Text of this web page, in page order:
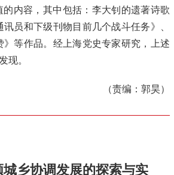
内容，其中包括：李大钊的遗著诗歌
员和下级刊物目前几个战斗任务》、
等作品。经上海党史专家研究，上述
。
（责编：郭昊）
乡协调发展的探索与实